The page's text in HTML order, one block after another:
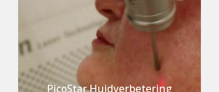
PicoStar Huidverbetering